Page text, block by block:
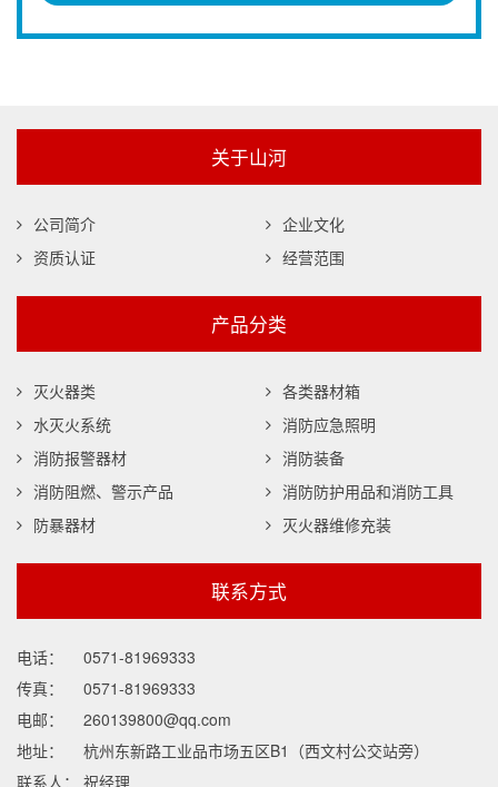
关于山河
公司简介
企业文化
资质认证
经营范围
产品分类
灭火器类
各类器材箱
水灭火系统
消防应急照明
消防报警器材
消防装备
消防阻燃、警示产品
消防防护用品和消防工具
防暴器材
灭火器维修充装
联系方式
电话：
0571-81969333
传真：
0571-81969333
电邮：
260139800@qq.com
地址：
杭州东新路工业品市场五区B1（西文村公交站旁）
联系人：
祝经理